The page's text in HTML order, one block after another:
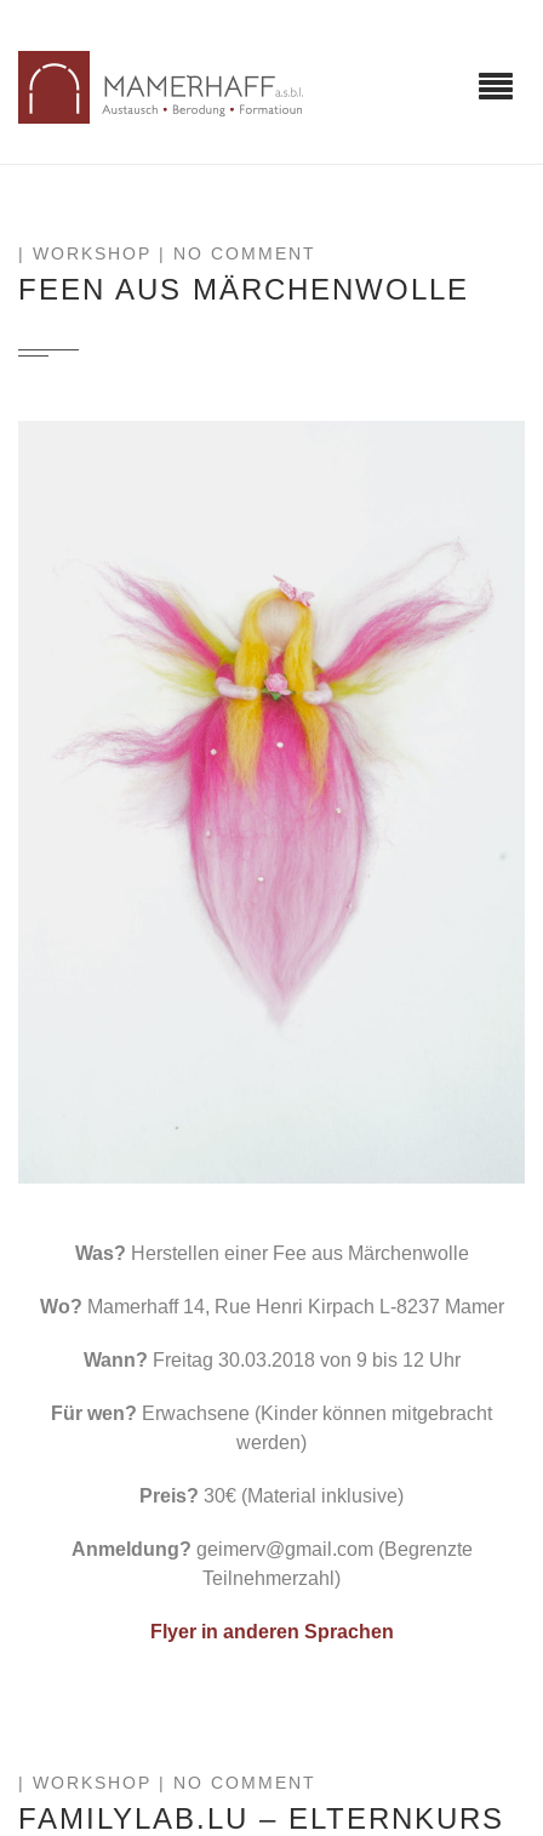
| WORKSHOP | NO COMMENT
FEEN AUS MÄRCHENWOLLE
Was? Herstellen einer Fee aus Märchenwolle
Wo? Mamerhaff 14, Rue Henri Kirpach L-8237 Mamer
Wann? Freitag 30.03.2018 von 9 bis 12 Uhr
Für wen? Erwachsene (Kinder können mitgebracht
werden)
Preis? 30€ (Material inklusive)
Anmeldung? geimerv@gmail.com (Begrenzte
Teilnehmerzahl)
Flyer in anderen Sprachen
| WORKSHOP | NO COMMENT
FAMILYLAB.LU – ELTERNKURS